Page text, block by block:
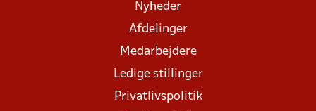
Nyheder
Afdelinger
Medarbejdere
Ledige stillinger
Privatlivspolitik